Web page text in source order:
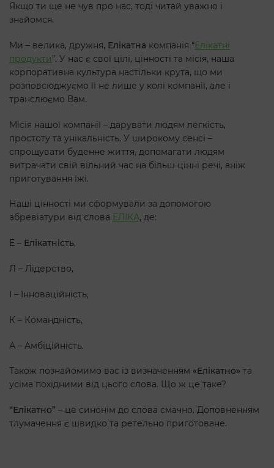
Якщо ти ще не чув про нас, тоді читай уважно і
знайомся.
Ми – велика, дружня, Елікатна компанія “Елікатні
продукти”. У нас є свої цілі, цінності та місія, наша
корпоративна культура настільки крута, що ми
розповсюджуємо її не лише у колі компанії, але і
транслюємо Вам.
Місія нашої компанії – дарувати людям легкість,
простоту та унікальність. У широкому сенсі –
спрощувати буденне життя, допомагати людям
витрачати свій вільний час на більш цінні речі, аніж
приготування їжі.
Наші цінності ми сформували за допомогою
абревіатури від слова ЕЛІКА, де:
Е – Елікатність,
Л – Лідерство,
І – Інноваційність,
К – Командність,
А – Амбіційність.
Також познайомимо вас із визначенням «Елікатно» та
усіма похідними від цього слова. Що ж це таке?
“Елікатно” – це синонім до слова смачно. Доповненням
тлумачення є швидко та ретельно приготоване.